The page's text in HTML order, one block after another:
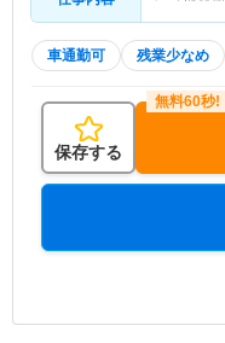
車通勤可 残業少なめ
保存する